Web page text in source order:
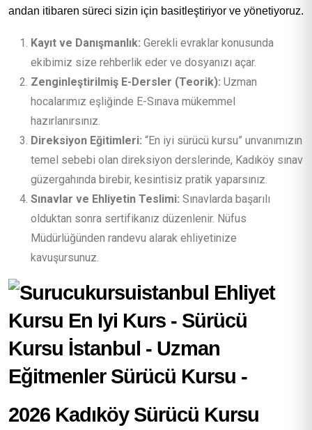
andan itibaren süreci sizin için basitleştiriyor ve yönetiyoruz.
Kayıt ve Danışmanlık: Gerekli evraklar konusunda
ekibimiz size rehberlik eder ve dosyanızı açar.
Zenginleştirilmiş E-Dersler (Teorik): Uzman
hocalarımız eşliğinde E-Sınava mükemmel
hazırlanırsınız.
Direksiyon Eğitimleri: “En iyi sürücü kursu” unvanımızın
temel sebebi olan direksiyon derslerinde, Kadıköy sınav
güzergahında birebir, kesintisiz pratik yaparsınız.
Sınavlar ve Ehliyetin Teslimi: Sınavlarda başarılı
olduktan sonra sertifikanız düzenlenir. Nüfus
Müdürlüğünden randevu alarak ehliyetinize
kavuşursunuz.
2026 Kadıköy Sürücü Kursu